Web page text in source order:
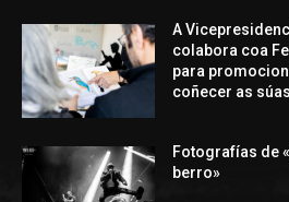
A
colabora coa
para
coñecer as
Fotografías de
berro»